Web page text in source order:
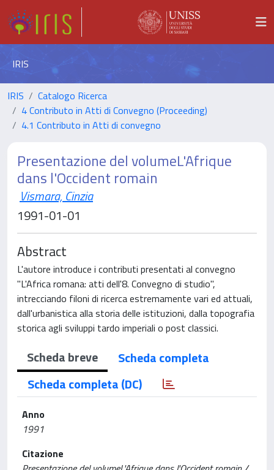
IRIS
IRIS
Catalogo Ricerca
4 Contributo in Atti di Convegno (Proceeding)
4.1 Contributo in Atti di convegno
Presentazione del volumeL'Afrique
dans l'Occident romain
Vismara, Cinzia
1991-01-01
Abstract
L'autore introduce i contributi presentati al convegno
"L'Africa romana: atti dell'8. Convegno di studio",
intrecciando filoni di ricerca estremamente vari ed attuali,
dall'urbanistica alla storia delle istituzioni, dalla topografia
storica agli sviluppi tardo imperiali o post classici.
Scheda breve
Scheda completa
Scheda completa (DC)
Anno
1991
Citazione